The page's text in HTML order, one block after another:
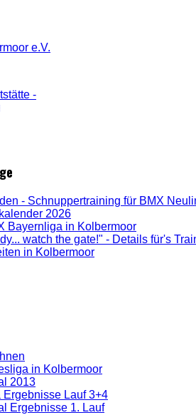
- Schnuppertraining für BMX
2026
Bayernliga in Kolbermoor
watch the gate!" - Details für's
in Kolbermoor
in Kolbermoor
2013
Ergebnisse Lauf 3+4
Ergebnisse 1. Lauf